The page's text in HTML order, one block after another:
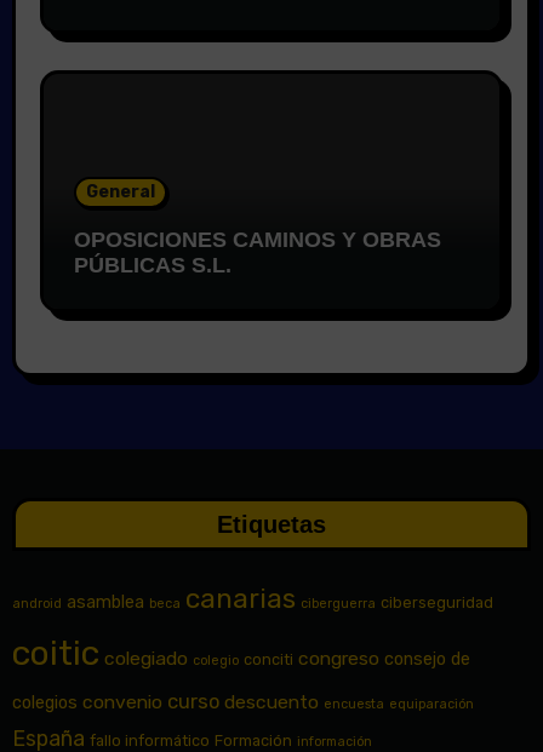
General
OPOSICIONES CAMINOS Y OBRAS
PÚBLICAS S.L.
Etiquetas
android asamblea beca canarias ciberguerra ciberseguridad
coitic colegiado colegio conciti congreso consejo de
colegios convenio curso descuento encuesta equiparación
España fallo informático Formación información